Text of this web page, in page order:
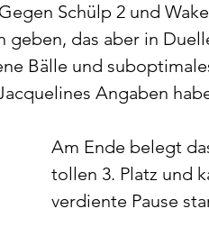
Schülp 2 und
geben, das aber in
Bälle und
Angaben
Am Ende belegt
tollen 3. Platz und
verdiente Pause